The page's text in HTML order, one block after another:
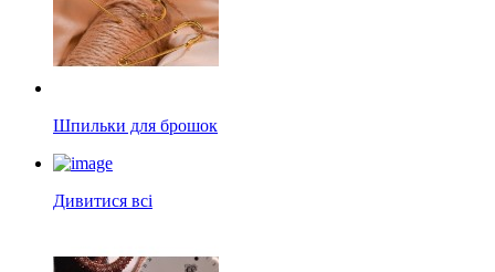
Шпильки для брошок
Дивитися всі